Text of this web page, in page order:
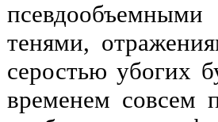
тенями,
серостью убогих
временем совсем